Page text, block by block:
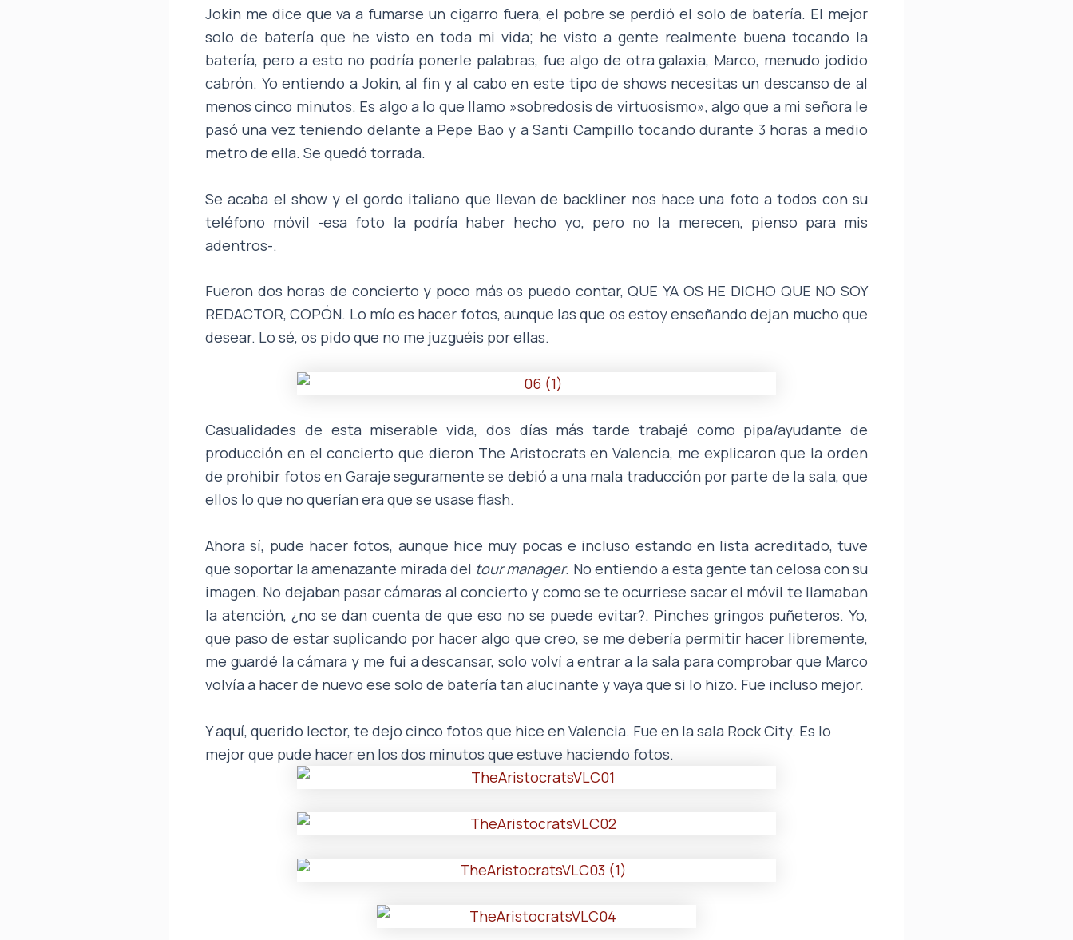
Jokin me dice que va a fumarse un cigarro fuera, el pobre se perdió el solo de batería. El mejor
solo de batería que he visto en toda mi vida; he visto a gente realmente buena tocando la
batería, pero a esto no podría ponerle palabras, fue algo de otra galaxia, Marco, menudo jodido
cabrón. Yo entiendo a Jokin, al fin y al cabo en este tipo de shows necesitas un descanso de al
menos cinco minutos. Es algo a lo que llamo »sobredosis de virtuosismo», algo que a mi señora le
pasó una vez teniendo delante a Pepe Bao y a Santi Campillo tocando durante 3 horas a medio
metro de ella. Se quedó torrada.
Se acaba el show y el gordo italiano que llevan de backliner nos hace una foto a todos con su
teléfono móvil -esa foto la podría haber hecho yo, pero no la merecen, pienso para mis
adentros-.
Fueron dos horas de concierto y poco más os puedo contar, QUE YA OS HE DICHO QUE NO SOY
REDACTOR, COPÓN. Lo mío es hacer fotos, aunque las que os estoy enseñando dejan mucho que
desear. Lo sé, os pido que no me juzguéis por ellas.
Casualidades de esta miserable vida, dos días más tarde trabajé como pipa/ayudante de
producción en el concierto que dieron The Aristocrats en Valencia, me explicaron que la orden
de prohibir fotos en Garaje seguramente se debió a una mala traducción por parte de la sala, que
ellos lo que no querían era que se usase flash.
Ahora sí, pude hacer fotos, aunque hice muy pocas e incluso estando en lista acreditado, tuve
que soportar la amenazante mirada del tour manager. No entiendo a esta gente tan celosa con su
imagen. No dejaban pasar cámaras al concierto y como se te ocurriese sacar el móvil te llamaban
la atención, ¿no se dan cuenta de que eso no se puede evitar?. Pinches gringos puñeteros. Yo,
que paso de estar suplicando por hacer algo que creo, se me debería permitir hacer libremente,
me guardé la cámara y me fui a descansar, solo volví a entrar a la sala para comprobar que Marco
volvía a hacer de nuevo ese solo de batería tan alucinante y vaya que si lo hizo. Fue incluso mejor.
Y aquí, querido lector, te dejo cinco fotos que hice en Valencia. Fue en la sala Rock City. Es lo
mejor que pude hacer en los dos minutos que estuve haciendo fotos.